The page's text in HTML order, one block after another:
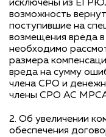
исключены из
возможность
поступившие на
возмещения вреда
необходимо
размера
вреда на сумму
члена СРО и
члены СРО АС
2. Об увеличении
обеспечения